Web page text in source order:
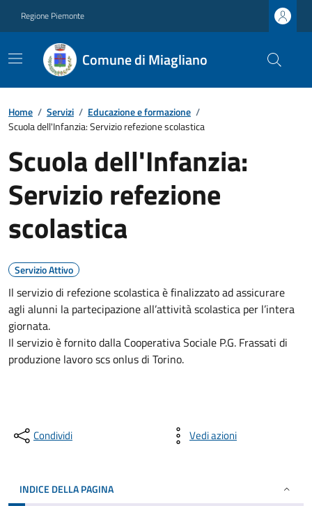
Regione Piemonte
Comune di Miagliano
Home / Servizi / Educazione e formazione /
Scuola dell'Infanzia: Servizio refezione scolastica
Scuola dell'Infanzia:
Servizio refezione
scolastica
Servizio Attivo
Il servizio di refezione scolastica è finalizzato ad assicurare
agli alunni la partecipazione all’attività scolastica per l’intera
giornata.
Il servizio è fornito dalla Cooperativa Sociale P.G. Frassati di
produzione lavoro scs onlus di Torino.
Condividi Vedi azioni
INDICE DELLA PAGINA